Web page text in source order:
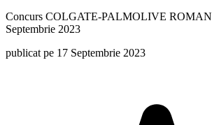
Concurs COLGATE-PALMOLIVE
Septembrie 2023
publicat pe 17 Septembrie 2023